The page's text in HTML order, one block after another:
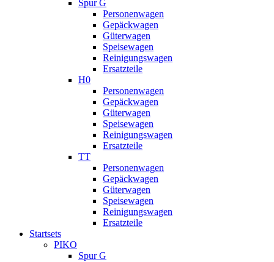
Spur G
Personenwagen
Gepäckwagen
Güterwagen
Speisewagen
Reinigungswagen
Ersatzteile
H0
Personenwagen
Gepäckwagen
Güterwagen
Speisewagen
Reinigungswagen
Ersatzteile
TT
Personenwagen
Gepäckwagen
Güterwagen
Speisewagen
Reinigungswagen
Ersatzteile
Startsets
PIKO
Spur G